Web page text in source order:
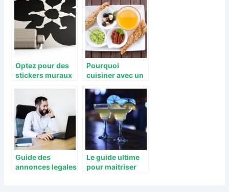
Optez pour des
stickers muraux
votre maison
Pourquoi
cuisiner avec un
bénéfique pour
votre santé ?
Guide des
annonces legales
Le guide ultime
pour maitriser